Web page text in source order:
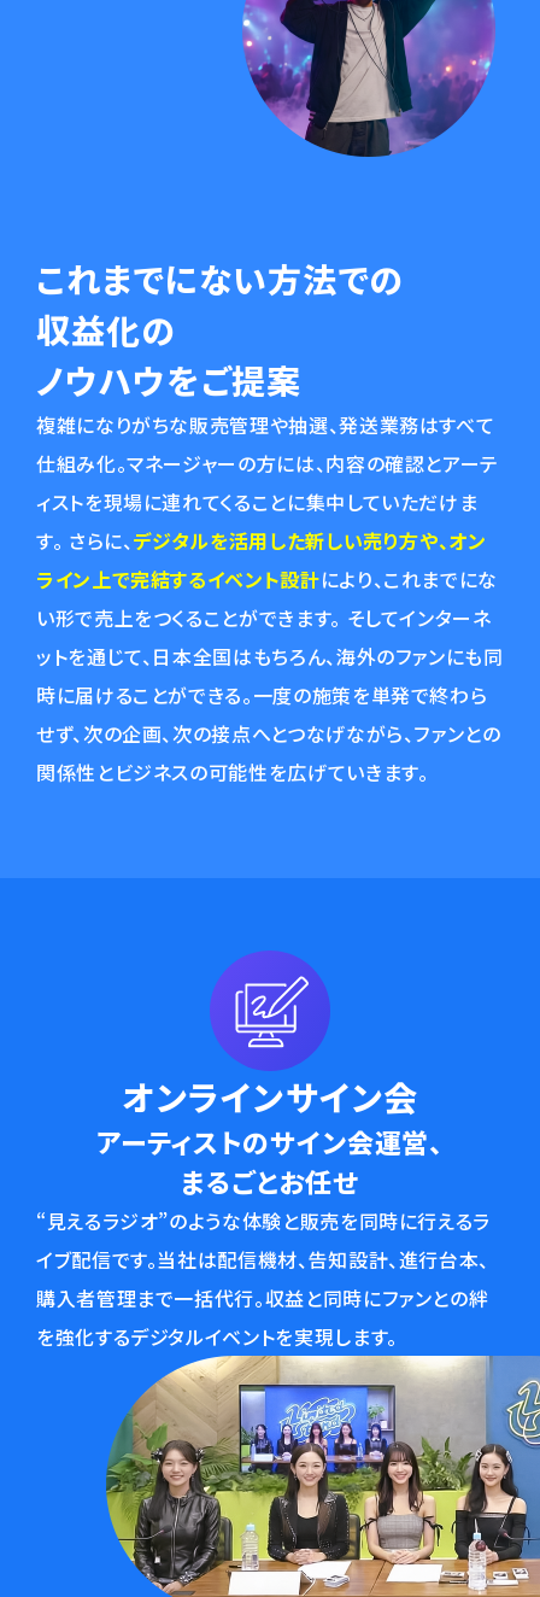
これまでにない方法での
収益化の
ノウハウをご提案
複雑になりがちな販売管理や抽選、発送業務はすべて
仕組み化。マネージャーの方には、内容の確認とアーテ
ィストを現場に連れてくることに集中していただけま
す。 さらに、デジタルを活用した新しい売り方や、オン
ライン上で完結するイベント設計により、これまでにな
い形で売上をつくることができます。 そしてインターネ
ットを通じて、日本全国はもちろん、海外のファンにも同
時に届けることができる。一度の施策を単発で終わら
せず、次の企画、次の接点へとつなげながら、ファンとの
関係性とビジネスの可能性を広げていきます。
オンラインサイン会
アーティストのサイン会運営、
まるごとお任せ
“見えるラジオ”のような体験と販売を同時に行えるラ
イブ配信です。当社は配信機材、告知設計、進行台本、
購入者管理まで一括代行。収益と同時にファンとの絆
を強化するデジタルイベントを実現します。